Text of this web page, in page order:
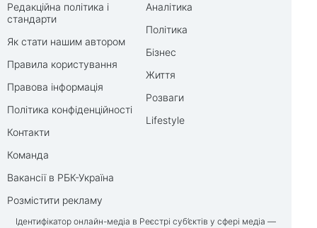
Редакційна політика і
стандарти
Як стати нашим автором
Правила користування
Правова інформація
Політика конфіденційності
Контакти
Команда
Вакансії в РБК-Україна
Розмістити рекламу
Аналітика
Політика
Бізнес
Життя
Розваги
Lifestyle
Ідентифікатор онлайн-медіа в Реєстрі суб’єктів у сфері медіа —